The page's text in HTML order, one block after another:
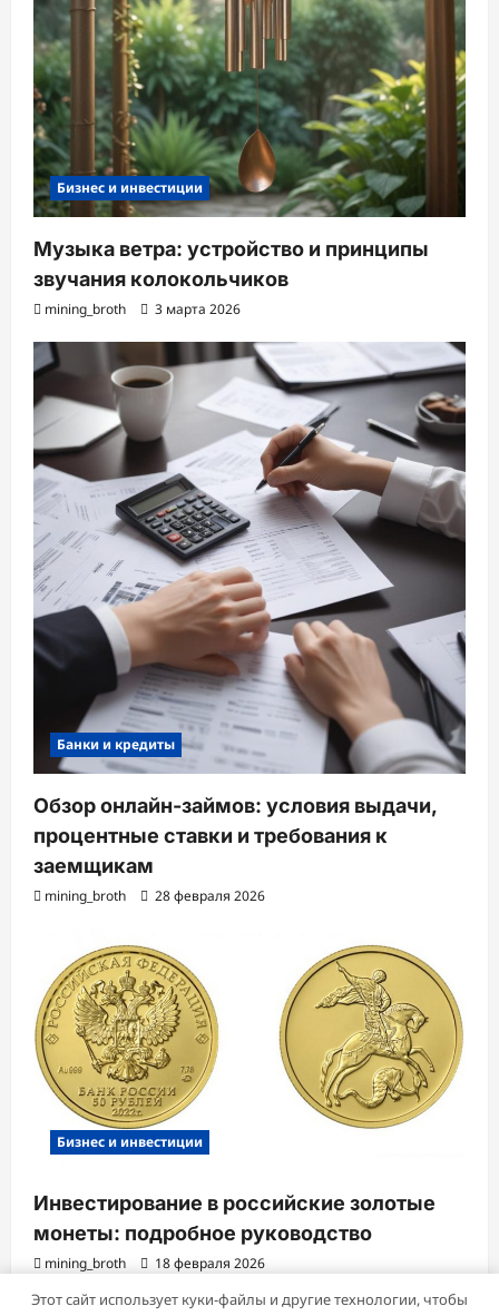
Бизнес и инвестиции
Музыка ветра: устройство и принципы
звучания колокольчиков
mining_broth 3 марта 2026
Банки и кредиты
Обзор онлайн-займов: условия выдачи,
процентные ставки и требования к
заемщикам
mining_broth 28 февраля 2026
Бизнес и инвестиции
Инвестирование в российские золотые
монеты: подробное руководство
mining_broth 18 февраля 2026
Этот сайт использует куки-файлы и другие технологии, чтобы